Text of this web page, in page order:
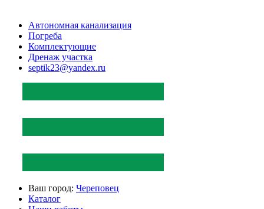
Автономная канализация
Погреба
Комплектующие
Дренаж участка
septik23@yandex.ru
Ваш город: Череповец
Каталог